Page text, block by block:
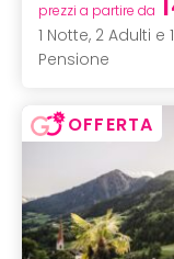
prezzi a partire da
1 Notte, 2 Adulti e
Pensione
OFFERTA